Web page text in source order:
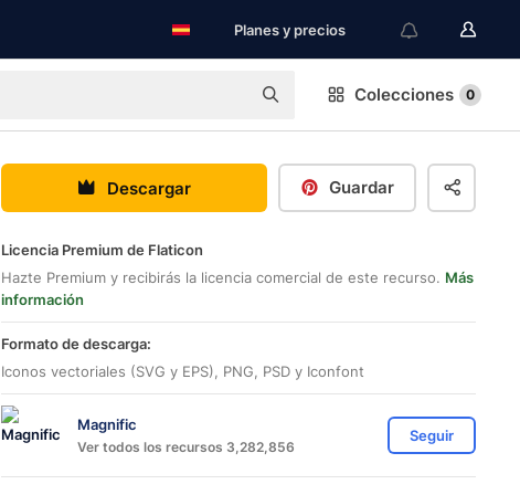
Planes y precios
Colecciones 0
Descargar Guardar
Licencia Premium de Flaticon
Hazte Premium y recibirás la licencia comercial de este recurso. Más
información
Formato de descarga:
Iconos vectoriales (SVG y EPS), PNG, PSD y Iconfont
Magnific
Ver todos los recursos 3,282,856
Seguir